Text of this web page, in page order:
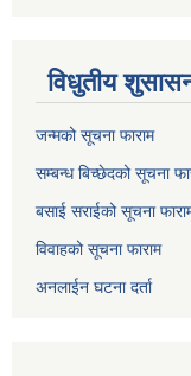
विधुतीय
जन्मको सूचना फाराम
सम्बन्ध बिच्छेदको सूचना
बसाई सराईको सूचना
विवाहको सूचना फाराम
अनलाईन घटना दर्ता